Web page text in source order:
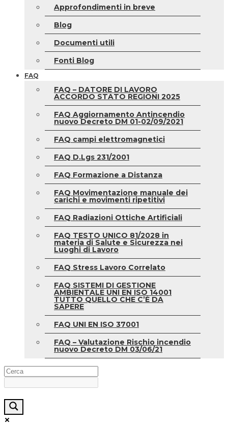
Approfondimenti in breve
Blog
Documenti utili
Fonti Blog
FAQ
FAQ – DATORE DI LAVORO
ACCORDO STATO REGIONI 2025
FAQ Aggiornamento Antincendio
nuovo Decreto DM 01-02/09/2021
FAQ campi elettromagnetici
FAQ D.Lgs 231/2001
FAQ Formazione a Distanza
FAQ Movimentazione manuale dei
carichi e movimenti ripetitivi
FAQ Radiazioni Ottiche Artificiali
FAQ TESTO UNICO 81/2028 in
materia di Salute e Sicurezza nei
Luoghi di Lavoro
FAQ Stress Lavoro Correlato
FAQ SISTEMI DI GESTIONE
AMBIENTALE UNI EN ISO 14001
TUTTO QUELLO CHE C’È DA
SAPERE
FAQ UNI EN ISO 37001
FAQ – Valutazione Rischio incendio
nuovo Decreto DM 03/06/21